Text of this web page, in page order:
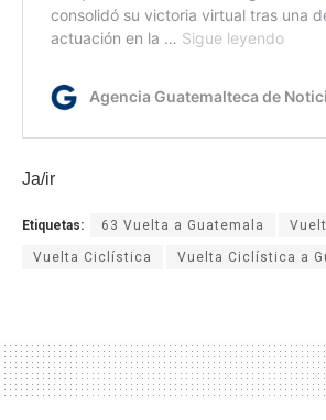
Ja/ir
Etiquetas: 63 Vuelta a Guatemala
Vuelta Ciclística Vuelta Ciclística a